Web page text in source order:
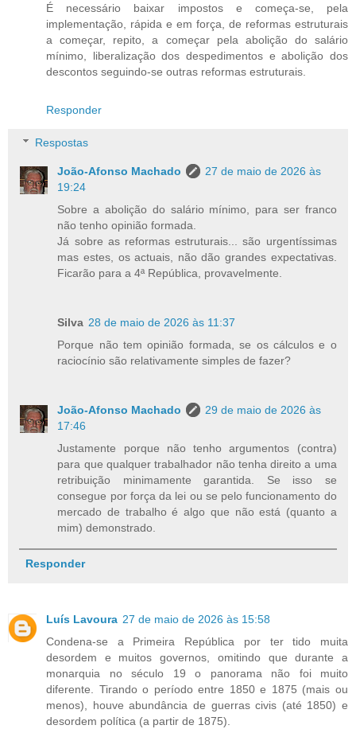
É necessário baixar impostos e começa-se, pela
implementação, rápida e em força, de reformas estruturais
a começar, repito, a começar pela abolição do salário
mínimo, liberalização dos despedimentos e abolição dos
descontos seguindo-se outras reformas estruturais.
Responder
Respostas
João-Afonso Machado
27 de maio de 2026 às
19:24
Sobre a abolição do salário mínimo, para ser franco
não tenho opinião formada.
Já sobre as reformas estruturais... são urgentíssimas
mas estes, os actuais, não dão grandes expectativas.
Ficarão para a 4ª República, provavelmente.
Silva 28 de maio de 2026 às 11:37
Porque não tem opinião formada, se os cálculos e o
raciocínio são relativamente simples de fazer?
João-Afonso Machado
29 de maio de 2026 às
17:46
Justamente porque não tenho argumentos (contra)
para que qualquer trabalhador não tenha direito a uma
retribuição minimamente garantida. Se isso se
consegue por força da lei ou se pelo funcionamento do
mercado de trabalho é algo que não está (quanto a
mim) demonstrado.
Responder
Luís Lavoura 27 de maio de 2026 às 15:58
Condena-se a Primeira República por ter tido muita
desordem e muitos governos, omitindo que durante a
monarquia no século 19 o panorama não foi muito
diferente. Tirando o período entre 1850 e 1875 (mais ou
menos), houve abundância de guerras civis (até 1850) e
desordem política (a partir de 1875).